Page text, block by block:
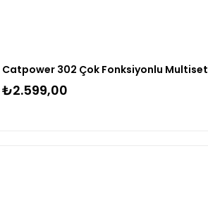
Catpower 302 Çok Fonksiyonlu Multiset
₺2.599,00